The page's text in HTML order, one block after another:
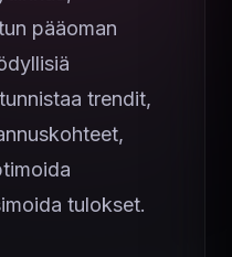
pääoman
trendit,
tulokset.